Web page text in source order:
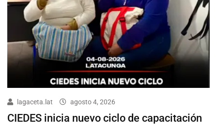
lagaceta.lat agosto 4, 2026
CIEDES inicia nuevo ciclo de capacitación